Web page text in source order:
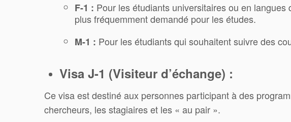
F-1 : Pour les étudiants universitaires ou en
plus fréquemment demandé pour les études.
M-1 : Pour les étudiants qui souhaitent suivre des
Visa J-1 (Visiteur d’échange) :
Ce visa est destiné aux personnes participant à des
chercheurs, les stagiaires et les « au pair ».